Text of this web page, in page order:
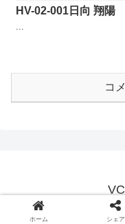
HV-02-001日向 翔陽
...
コ
©
ホーム シェア